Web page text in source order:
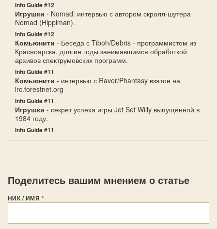
Info Guide #12
Игрушки - Nomad: интервью с автором скролл-шутера
Nomad (Hippiman).
Info Guide #12
Комьюнити - Беседа с Tiboh/Debris - программистом из
Красноярска, долгие годы занимавшимся обработкой
архивов спектрумовских программ.
Info Guide #11
Комьюнити - интервью с Raver/Phantasy взятое на
irc.forestnet.org
Info Guide #11
Игрушки - секрет успеха игры Jet Set Willy выпущенной в
1984 году.
Info Guide #11
Поделитесь вашим мнением о статье
НИК / ИМЯ *